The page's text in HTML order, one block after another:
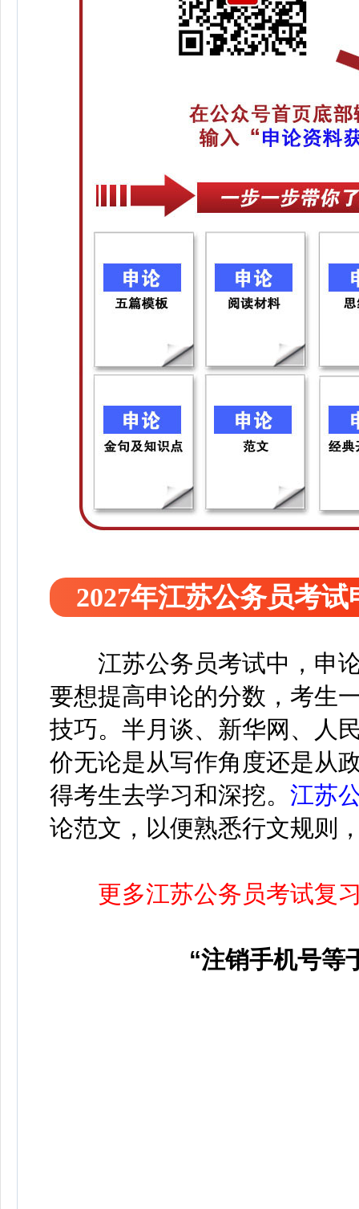
2027年江苏公务员考试
江苏公务员考试中，申
要想提高申论的分数，考生
技巧。半月谈、新华网、人
价无论是从写作角度还是从
得考生去学习和深挖。 江苏
论范文，以便熟悉行文规则
更多江苏公务员考试复
“注销手机号等